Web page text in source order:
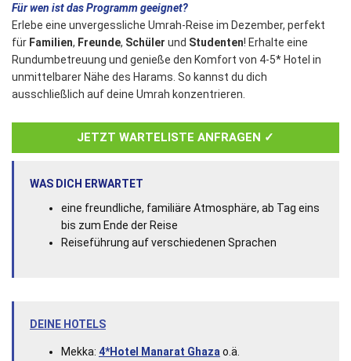
Für wen ist das Programm geeignet?
Erlebe eine unvergessliche Umrah-Reise im Dezember, perfekt
für Familien, Freunde, Schüler und Studenten! Erhalte eine
Rundumbetreuung und genieße den Komfort von 4-5* Hotel in
unmittelbarer Nähe des Harams. So kannst du dich
ausschließlich auf deine Umrah konzentrieren.
JETZT WARTELISTE ANFRAGEN ✓
WAS DICH ERWARTET
eine freundliche, familiäre Atmosphäre, ab Tag eins
bis zum Ende der Reise
Reiseführung auf verschiedenen Sprachen
DEINE HOTELS
Mekka: 4*Hotel Manarat Ghaza o.ä.